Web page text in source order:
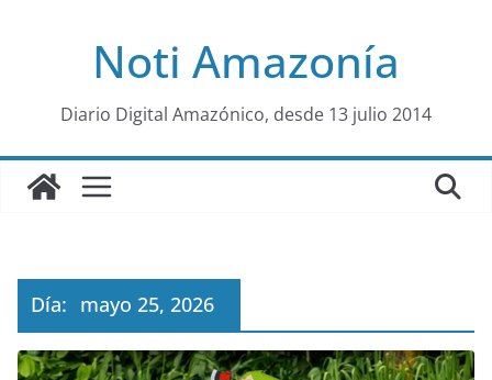
al
Noti Amazonía
Diario Digital Amazónico, desde 13 julio 2014
Día: mayo 25, 2026